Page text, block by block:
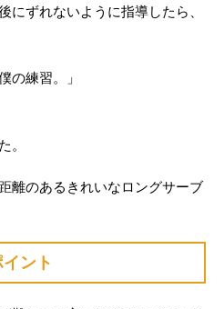
にずれないように指導したら、
の練習。」
。
離のあるきれいなロングサーブ
ント